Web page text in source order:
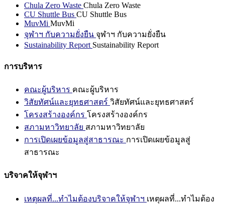
Chula Zero Waste Chula Zero Waste
CU Shuttle Bus CU Shuttle Bus
MuvMi MuvMi
จุฬาฯ กับความยั่งยืน จุฬาฯ กับความยั่งยืน
Sustainability Report Sustainability Report
การบริหาร
คณะผู้บริหาร คณะผู้บริหาร
วิสัยทัศน์และยุทธศาสตร์ วิสัยทัศน์และยุทธศาสตร์
โครงสร้างองค์กร โครงสร้างองค์กร
สภามหาวิทยาลัย สภามหาวิทยาลัย
การเปิดเผยข้อมูลสู่สาธารณะ การเปิดเผยข้อมูลสู่
สาธารณะ
บริจาคให้จุฬาฯ
เหตุผลที่...ทำไมต้องบริจาคให้จุฬาฯ เหตุผลที่...ทำไมต้อง